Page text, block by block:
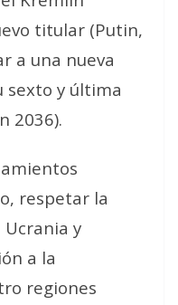
titular (Putin,
a una nueva
sexto y última
2036).
respetar la
y
a la
regiones